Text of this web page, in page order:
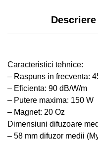
Descriere
Caracteristici tehnice:
– Raspuns in frecventa:
– Eficienta: 90 dB/W/m
– Putere maxima: 150 W
– Magnet: 20 Oz
Dimensiuni difuzoare
– 58 mm difuzor medii